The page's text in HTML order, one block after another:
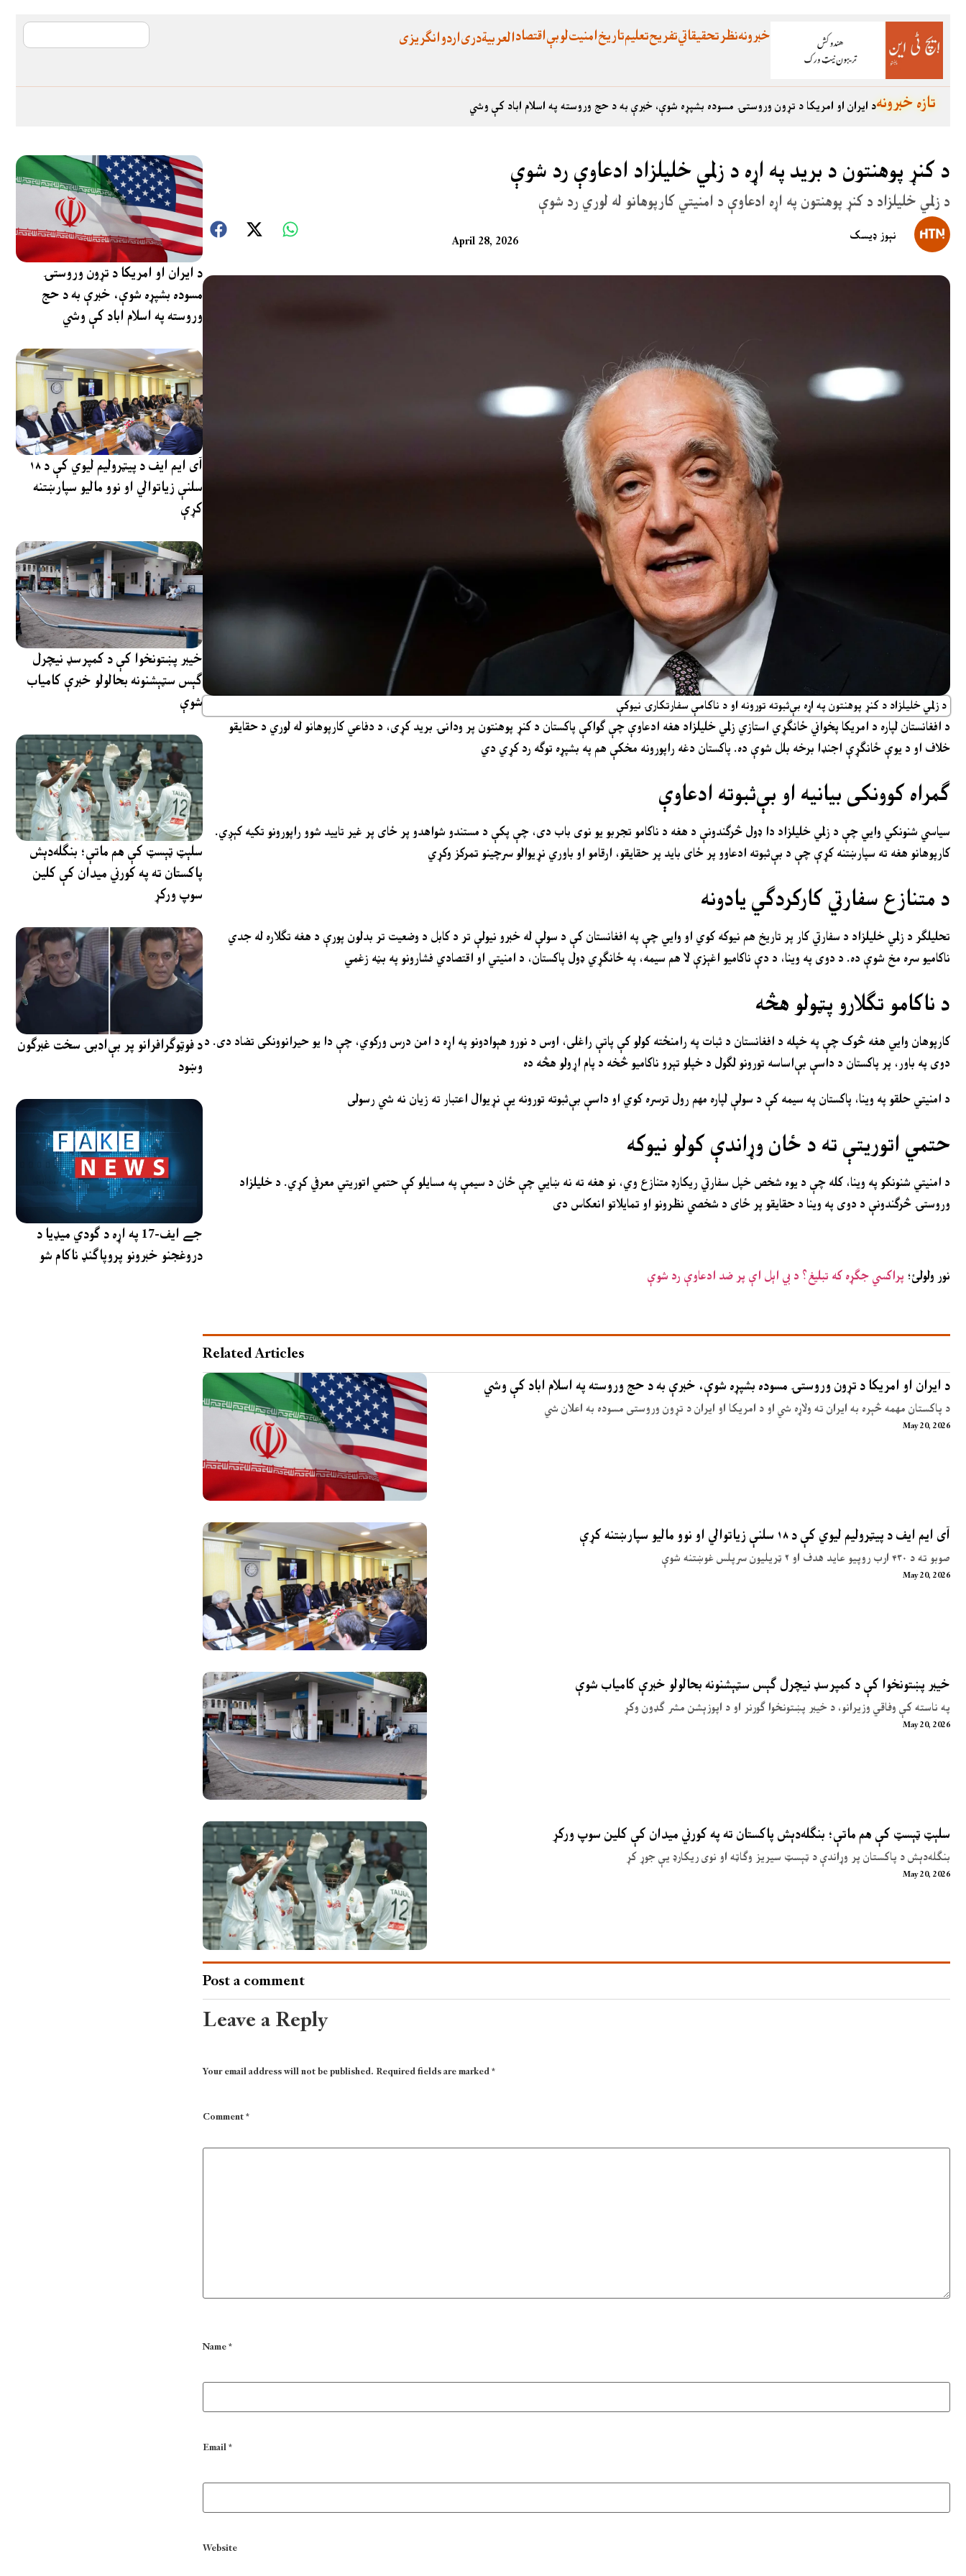
اقتصادلوبېامنیتتاریختعلیمتفریحتحقیقاتينظرخبرونه انگریزیاردودریالعربية
د ایران او امریکا د تړون وروستۍ مسوده بشپړه شوې، خبرې به د حج وروسته په اسلام اباد کې وشيتازه خبرونه
د ایران او امریکا د تړون وروستۍ
مسوده بشپړه شوې، خبرې به د حج
وروسته په اسلام اباد کې وشي
آی ایم ایف د پیټرولیم لیوي کې د ۱۸
سلنې زیاتوالي او نوو مالیو سپارښتنه
کړې
خیبر پښتونخوا کې د کمپرسډ نیچرل
ګېس سټېشنونه بحالولو خبرې کامیاب
شوې
سلېټ ټېسټ کې هم ماتې؛ بنګله‌دېش
پاکستان ته په کورني میدان کې کلین
سوپ ورکړ
د فوټوګرافرانو پر بې‌ادبۍ سخت غبرګون
وښود
جے ایف-17 په اړه د ګودي میډیا د
دروغجنو خبرونو پروپاګنډ ناکام شو
د کنړ پوهنتون د برید په اړه د زلمي خلیلزاد ادعاوې رد شوې
د زلمي خلیلزاد د کنړ پوهنتون په اړه ادعاوې د امنیتي کارپوهانو له لوري رد شوې
April 28, 2026 نېوز ډیسک
د زلمي خلیلزاد د کنړ پوهنتون په اړه بې‌ثبوته تورونه او د ناکامې سفارتکارۍ نیوکې
د افغانستان لپاره د امریکا پخواني ځانګړي استازي زلمي خلیلزاد هغه ادعاوې چې ګواکې پاکستان د کنړ پوهنتون پر ودانۍ برید کړی، د دفاعي کارپوهانو له لوري د حقایقو
خلاف او د یوې ځانګړې اجنډا برخه بلل شوې ده. پاکستان دغه راپورونه مخکې هم په بشپړه توګه رد کړي دي
ګمراه کوونکی بیانیه او بې‌ثبوته ادعاوې
سیاسي شنونکي وايي چې د زلمي خلیلزاد دا ډول څرګندونې د هغه د ناکامو تجربو یو نوی باب دی، چې پکې د مستندو شواهدو پر ځای پر غیر تایید شوو راپورونو تکیه کېږي.
کارپوهانو هغه ته سپارښتنه کړې چې د بې‌ثبوته ادعاوو پر ځای باید پر حقایقو، ارقامو او باوري نړیوالو سرچینو تمرکز وکړي
د متنازع سفارتي کارکردګي یادونه
تحلیلګر د زلمي خلیلزاد د سفارتي کار پر تاریخ هم نیوکه کوي او وايي چې په افغانستان کې د سولې له خبرو نیولې تر د کابل د وضعیت تر بدلون پورې د هغه تګلاره له جدي
ناکامیو سره مخ شوې ده. د دوی په وینا، د دې ناکامیو اغېزې لا هم سیمه، په ځانګړي ډول پاکستان، د امنیتي او اقتصادي فشارونو په بڼه زغمي
د ناکامو تګلارو پټولو هڅه
کارپوهان وايي هغه څوک چې په خپله د افغانستان د ثبات په رامنځته کولو کې پاتې راغلی، اوس د نورو هېوادونو په اړه د امن درس ورکوي، چې دا یو حیرانوونکی تضاد دی. د
دوی په باور، پر پاکستان د داسې بې‌اساسه تورونو لګول د خپلو تېرو ناکامیو څخه د پام اړولو هڅه ده
د امنیتي حلقو په وینا، پاکستان په سیمه کې د سولې لپاره مهم رول ترسره کوي او داسې بې‌ثبوته تورونه یې نړیوال اعتبار ته زیان نه شي رسولی
حتمي اتوریتې ته د ځان وړاندې کولو نیوکه
د امنیتي شنونکو په وینا، کله چې د یوه شخص خپل سفارتي ریکارډ متنازع وي، نو هغه ته نه ښايي چې ځان د سیمې په مسایلو کې حتمي اتوریتي معرفي کړي. د خلیلزاد
وروستۍ څرګندونې د دوی په وینا د حقایقو پر ځای د شخصي نظرونو او تمایلاتو انعکاس دی
نور ولولئ؛ پراکسي جګړه که تبلیغ؟ د بي اېل اې پر ضد ادعاوې رد شوې
Related Articles
د ایران او امریکا د تړون وروستۍ مسوده بشپړه شوې، خبرې به د حج وروسته په اسلام اباد کې وشي
د پاکستان مهمه څېره به ایران ته ولاړه شي او د امریکا او ایران د تړون وروستی مسوده به اعلان شي
May 20, 2026
آی ایم ایف د پیټرولیم لیوي کې د ۱۸ سلنې زیاتوالي او نوو مالیو سپارښتنه کړې
صوبو ته د ۴۳۰ ارب روپیو عاید هدف او ۲ ټریلیون سرپلس غوښتنه شوې
May 20, 2026
خیبر پښتونخوا کې د کمپرسډ نیچرل ګېس سټېشنونه بحالولو خبرې کامیاب شوې
په ناسته کې وفاقي وزیرانو، د خیبر پښتونخوا ګورنر او د اپوزېشن مشر ګډون وکړ
May 20, 2026
سلېټ ټېسټ کې هم ماتې؛ بنګله‌دېش پاکستان ته په کورني میدان کې کلین سوپ ورکړ
بنګله‌دېش د پاکستان پر وړاندې د ټېسټ سیریز وګاټه او نوی ریکارډ یې جوړ کړ
May 20, 2026
Post a comment
Leave a Reply
Your email address will not be published.Required fields are marked*
Comment*
Name*
Email*
Website